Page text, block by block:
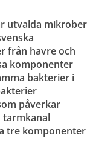
utvalda mikrober
från havre och
komponenter
bakterier i
påverkar
tarmkanal
tre komponenter